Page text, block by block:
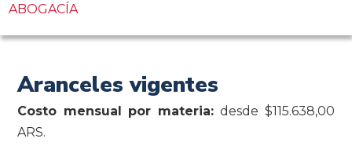
ABOGACÍA
Aranceles vigentes
Costo mensual por materia:desde $115.638,00
ARS.